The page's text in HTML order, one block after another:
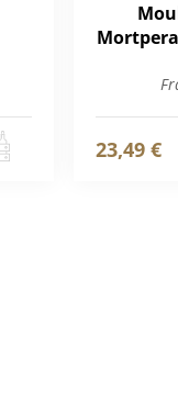
23,49 €